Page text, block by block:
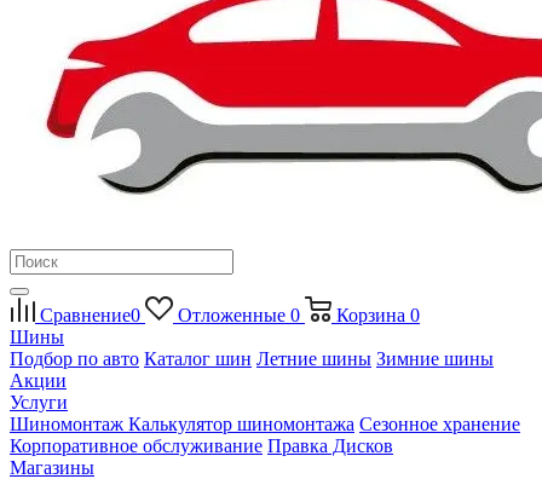
Сравнение0 Отложенные 0 Корзина 0
Шины
Подбор по авто Каталог шин Летние шины Зимние шины
Акции
Услуги
Шиномонтаж Калькулятор шиномонтажа Сезонное хранение
Корпоративное обслуживание Правка Дисков
Магазины